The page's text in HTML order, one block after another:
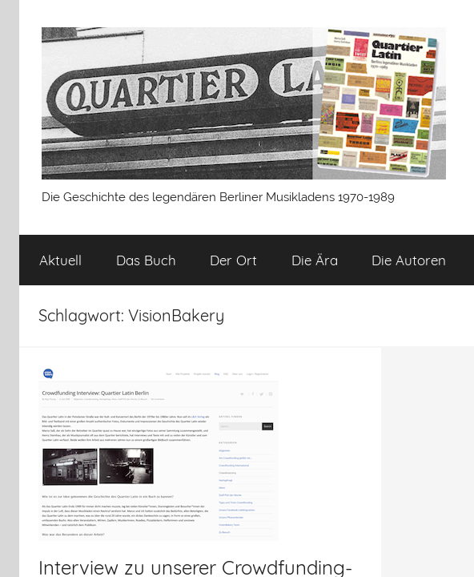
Inhalt
Quartier
Latin
Berlin
Die Geschichte des legendären Berliner Musikladens 1970-1989
Aktuell Das Buch Der Ort Die Ära Die Autoren
Schlagwort: VisionBakery
Interview zu unserer Crowdfunding-